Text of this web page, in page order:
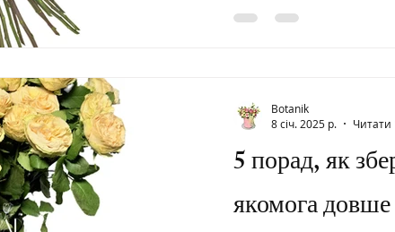
5 порад, як
якомога довше
Botanik
8 січ. 2025 р.
Читати